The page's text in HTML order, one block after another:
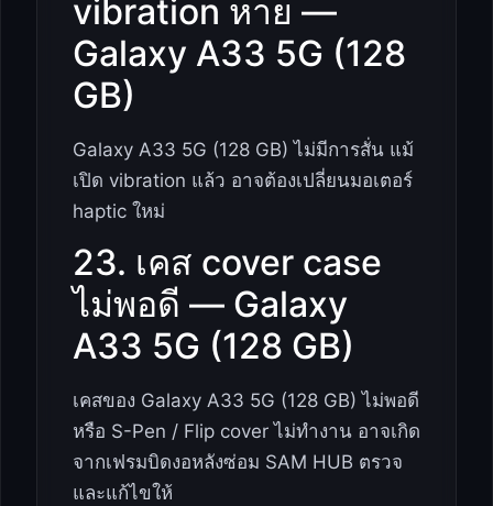
vibration หาย —
Galaxy A33 5G (128
GB)
Galaxy A33 5G (128 GB) ไม่มีการสั่น แม้
เปิด vibration แล้ว อาจต้องเปลี่ยนมอเตอร์
haptic ใหม่
23. เคส cover case
ไม่พอดี — Galaxy
A33 5G (128 GB)
เคสของ Galaxy A33 5G (128 GB) ไม่พอดี
หรือ S-Pen / Flip cover ไม่ทำงาน อาจเกิด
จากเฟรมบิดงอหลังซ่อม SAM HUB ตรวจ
และแก้ไขให้